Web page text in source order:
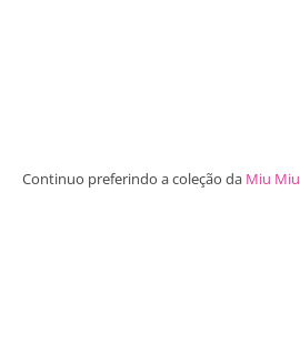
Continuo preferindo a coleção da Miu Miu